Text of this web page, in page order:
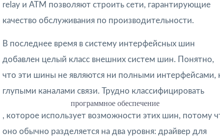
relay и АТМ позволяют строить сети, гарантиру­ющие
качество обслуживания по производительности.
В последнее время в систему интерфейсных шин
добавлен целый класс внешних систем шин. Понятно,
что эти шины не являются ни полными интерфейсами,
глупыми каналами связи. Трудно классифицировать
программное обеспечение
, которое использует возможности этих шин, потому
оно обычно разделяется на два уровня: драйвер для